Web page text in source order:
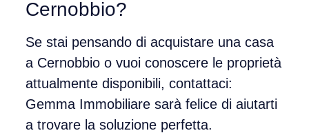
Cernobbio?
Se stai pensando di acquistare una casa
a Cernobbio o vuoi conoscere le proprietà
attualmente disponibili, contattaci:
Gemma Immobiliaresarà felice di aiutarti
a trovare la soluzione perfetta.